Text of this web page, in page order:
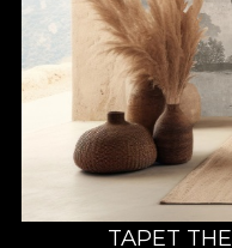
tapet se regaseste si
delicata a unui spatiu, ce
jucaus si increzator.
doua motive recurente,
grunge temperat.
In ambianta este vorba
spirit elevata, despre a
Ambiance -
TAPET